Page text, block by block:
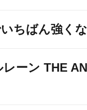
ちばん強く
ーン THE